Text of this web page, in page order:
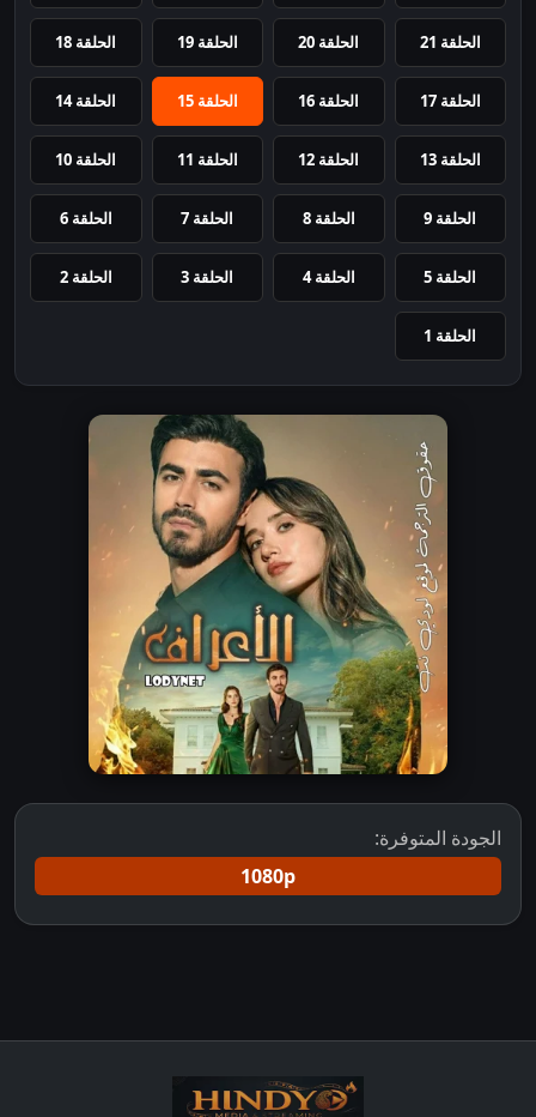
الحلقة 21 الحلقة 20 الحلقة 19 الحلقة 18
الحلقة 17 الحلقة 16 الحلقة 15 الحلقة 14
الحلقة 13 الحلقة 12 الحلقة 11 الحلقة 10
الحلقة 9 الحلقة 8 الحلقة 7 الحلقة 6
الحلقة 5 الحلقة 4 الحلقة 3 الحلقة 2
الحلقة 1
الجودة المتوفرة:
1080p